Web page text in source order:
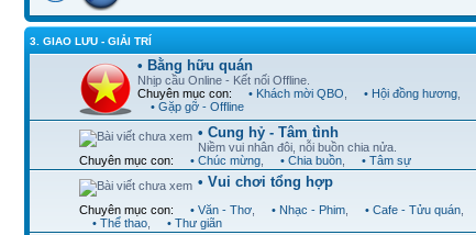
3. GIAO LƯU - GIẢI TRÍ
• Bằng hữu quán
Nhịp cầu Online - Kết nối Offline.
Chuyên mục con:
• Khách mời QBO • Hội đồng hương
• Gặp gỡ - Offline
• Cung hỷ - Tâm tình
Niềm vui nhân đôi, nỗi buồn chia nửa.
Chuyên mục con:
• Chúc mừng • Chia buồn • Tâm sự
• Vui chơi tổng hợp
Chuyên mục con: • Văn - Thơ • Nhạc - Phim • Cafe - Tửu quán
• Thể thao
• Thư giãn